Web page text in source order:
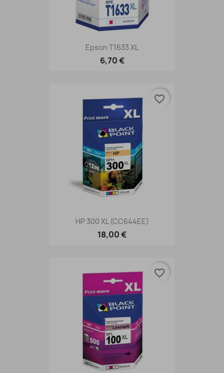
Epson T1633 XL
6,70 €
HP 300 XL (CC644EE)
18,00 €
favorite_border
favorite_border